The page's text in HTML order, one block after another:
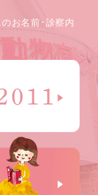
お名前･診察内